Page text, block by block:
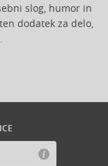
slog, humor in
dodatek za delo,